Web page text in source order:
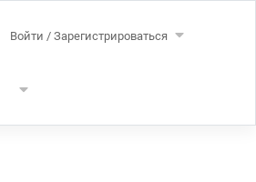
Войти / Зарегистрироваться